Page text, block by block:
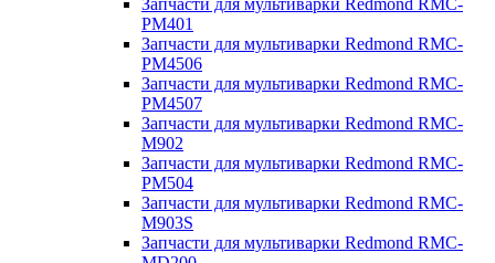
Запчасти для мультиварки Redmond RMC-
PM401
Запчасти для мультиварки Redmond RMC-
PM4506
Запчасти для мультиварки Redmond RMC-
PM4507
Запчасти для мультиварки Redmond RMC-
M902
Запчасти для мультиварки Redmond RMC-
PM504
Запчасти для мультиварки Redmond RMC-
M903S
Запчасти для мультиварки Redmond RMC-